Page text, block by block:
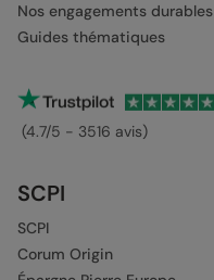
Nos engagements durables
Guides thématiques
(4.7/5 - 3516 avis)
SCPI
SCPI
Corum Origin